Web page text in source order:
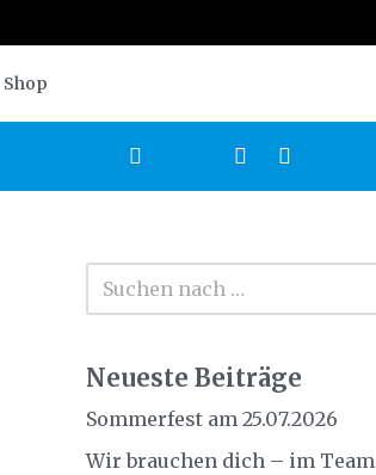
Shop
Neueste Beiträge
Sommerfest am 25.07.2026
Wir brauchen dich – im Team